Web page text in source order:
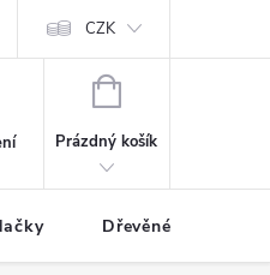
CZK
NÁKUPNÍ
Prázdný košík
Dřevěné hračky